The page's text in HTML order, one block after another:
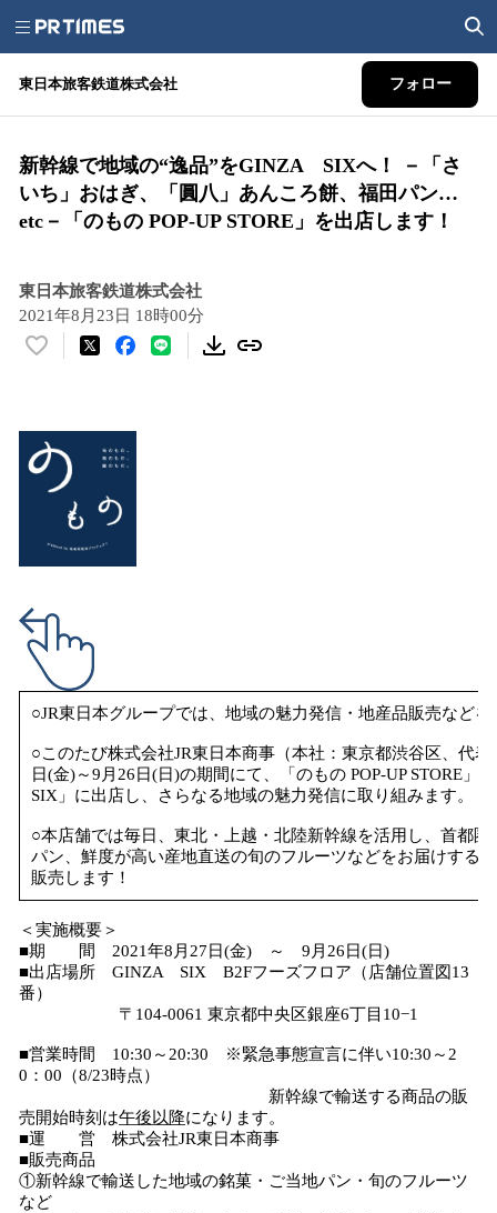
東日本旅客鉄道株式会社 フォロー
新幹線で地域の“逸品”をGINZA SIXへ！ －「さ
いち」おはぎ、「圓八」あんころ餅、福田パン…
etc－「のもの POP‐UP STORE」を出店します！
東日本旅客鉄道株式会社
2021年8月23日 18時00分
い
数
を
読
込
み
で
す
○JR東日本グループでは、地域の魅力発信・地産品販売など
○このたび株式会社JR東日本商事（本社：東京都渋谷区、代
日(金)～9月26日(日)の期間にて、「のもの POP‐UP STORE
SIX」に出店し、さらなる地域の魅力発信に取り組みます。
○本店舗では毎日、東北・上越・北陸新幹線を活用し、首都
パン、鮮度が高い産地直送の旬のフルーツなどをお届けする
販売します！
＜実施概要＞
■期 間 2021年8月27日(金) ～ 9月26日(日)
■出店場所 GINZA SIX B2Fフーズフロア（店舗位置図13
番）
〒104-0061 東京都中央区銀座6丁目10−1
■営業時間 10:30～20:30 ※緊急事態宣言に伴い10:30～2
0：00（8/23時点）
新幹線で輸送する商品の販
売開始時刻は午後以降になります。
■運 営 株式会社JR東日本商事
■販売商品
①新幹線で輸送した地域の銘菓・ご当地パン・旬のフルーツ
など